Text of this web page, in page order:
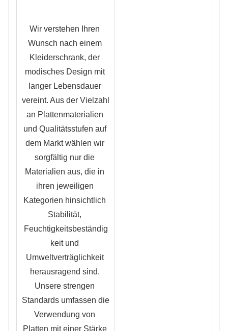
Wir verstehen Ihren
Wunsch nach einem
Kleiderschrank, der
modisches Design mit
langer Lebensdauer
vereint. Aus der Vielzahl
an Plattenmaterialien
und Qualitätsstufen auf
dem Markt wählen wir
sorgfältig nur die
Materialien aus, die in
ihren jeweiligen
Kategorien hinsichtlich
Stabilität,
Feuchtigkeitsbeständig
keit und
Umweltverträglichkeit
herausragend sind.
Unsere strengen
Standards umfassen die
Verwendung von
Platten mit einer Stärke